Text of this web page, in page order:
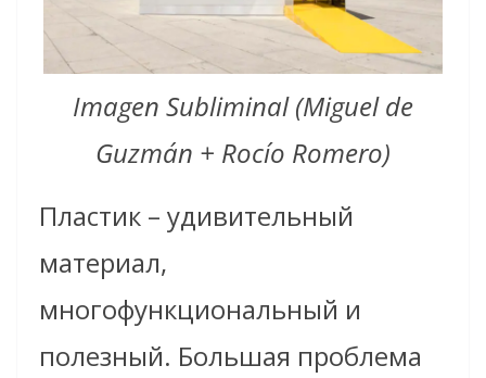
Imagen Subliminal (Miguel de
Guzmán + Rocío Romero)
Пластик – удивительный
материал,
многофункциональный и
полезный. Большая проблема